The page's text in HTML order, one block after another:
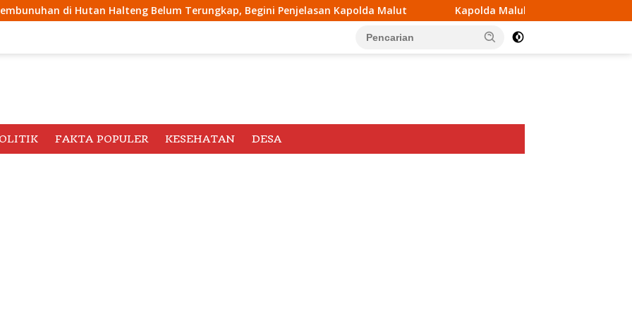
Belum Terungkap, Begini Penjelasan Kapolda Malut Kapolda Maluku Utara Tegaskan akan Pecat Oknum
FAKTA POPULER KESEHATAN DESA